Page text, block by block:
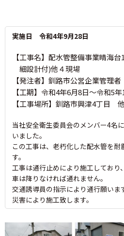
実施日 令和4年9月28日
【工事名】配水管整備事業晴海
細設計付)他４現場
【発注者】釧路市公営企業管理
【工期】令和4年6月8日～令和5
【工事場所】釧路市興津4丁目 他
当社安全衛生委員会のメンバー4名
いました。
この工事は、老朽化した配水管を
す。
工事は通行止めにより施工しており
車は降りなければ通れません。
交通誘導員の指示により通行願いま
災害により施工致します。